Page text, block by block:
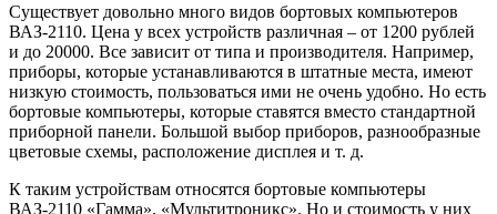
Существует довольно много видов бортовых компьютеров
ВАЗ-2110. Цена у всех устройств различная – от 1200 рублей
и до 20000. Все зависит от типа и производителя. Например,
приборы, которые устанавливаются в штатные места, имеют
низкую стоимость, пользоваться ими не очень удобно. Но есть
бортовые компьютеры, которые ставятся вместо стандартной
приборной панели. Большой выбор приборов, разнообразные
цветовые схемы, расположение дисплея и т. д.
К таким устройствам относятся бортовые компьютеры
ВАЗ-2110 «Гамма», «Мультитроникс». Но и стоимость у них